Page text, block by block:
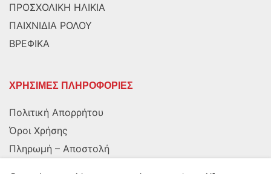
ΠΡΟΣΧΟΛΙΚΗ ΗΛΙΚΙΑ
ΠΑΙΧΝΙΔΙΑ ΡΟΛΟΥ
ΒΡΕΦΙΚΑ
ΧΡΗΣΙΜΕΣ ΠΛΗΡΟΦΟΡΙΕΣ
Πολιτική Απορρήτου
Όροι Χρήσης
Πληρωμή – Αποστολή